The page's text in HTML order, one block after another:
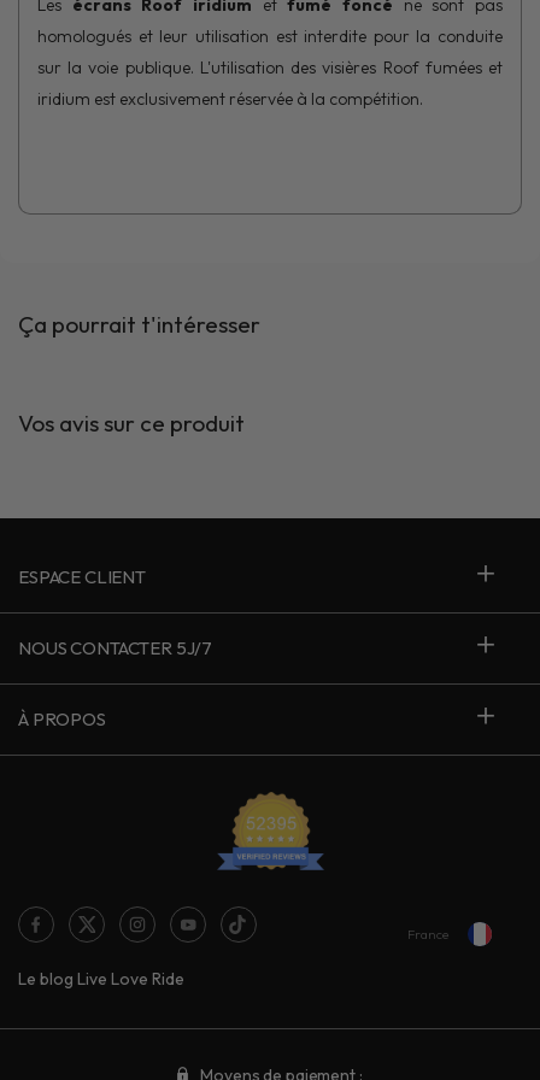
Les écrans Roof iridium etfumé foncé ne sont pas
homologués et leur utilisation est interdite pour la conduite
sur la voie publique. L'utilisation des visières Roof fumées et
iridium est exclusivement réservée à la compétition.
Ça pourrait t'intéresser
Vos avis sur ce produit
ESPACE CLIENT
NOUS CONTACTER 5J/7
À PROPOS
Le blog Live Love Ride
France
Moyens de paiement :